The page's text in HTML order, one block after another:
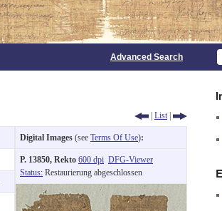
Advanced Search
| List |
Digital Images (see Terms Of Use):
P. 13850, Rekto 600 dpi DFG-Viewer
Status: Restaurierung abgeschlossen